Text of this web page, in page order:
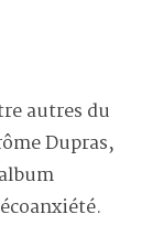
autres du
Dupras,